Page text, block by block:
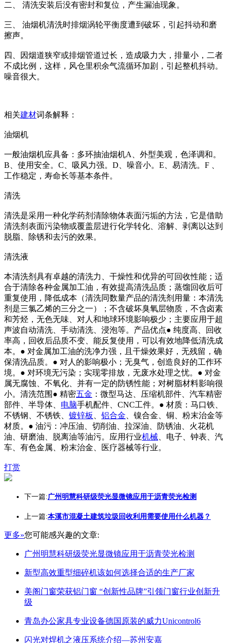
二、 清洗安装后没有密封和复位，产生漏油现象。
三、 油烟机清洗时排烟涡轮平衡度遭到破坏，引起抖动和磨
擦声。
四、因烟道狭窄或排烟管道过长，造成吸力大，排量小，二者
不成比例，这样，风仓里积余气流循环加剧，引起整机抖动。
噪音很大。
相关建材词条解释：
油烟机
一般油烟机应具备：多环抽油烟机A、外型美观，色泽调和。
B、使用安全。C、吸风力强。D、噪音小。E、易清洗。F 、
工作稳定，寿命长等基本条件。
清洗
清洗是采用一种化学药剂清除物体表面污垢的方法，它是借助
清洗剂表面污染物或覆盖层进行化学转化、溶解、剥离以达到
脱脂、除锈和去污的效果。
清洗液
本清洗剂具有卓越的清洗力、干燥性和优异的可回收性能；适
合于清除各种金属加工油，有效提高清洗品质；蒸馏回收后可
重复使用，降低成本（清洗同数量产品的清洗剂用量：本清洗
剂是三氯乙烯的三分之一）；不含破坏臭氧层物质，不含卤素
和芳烃，无色无味、对人和地球环境影响极少；主要应用于超
声波自动清洗、手动清洗、浸泡等。产品优点● 纯度高、回收
率高，回收后品质不变、能反复使用，可以有效地降低清洗成
本。● 对金属加工油的洗净力强，且干燥效果好，无残留，确
保清洗品质。● 对人的影响极小；无臭气，创造良好的工作环
境。● 对环境无污染；实现零排放，无废水处理之忧。● 对金
属无腐蚀、不氧化、并有一定的防锈性能；对树脂材料影响很
小。清洗范围● 精密五金 ：微型马达、压缩机部件、汽车精密
部件、半导体、 电脑手机配件、CNC工件。● 材质：马口铁、
不锈钢、不锈铁、 镀锌板 铝合金 、镍合金、铜、粉末治金等
材质。● 油污：冲压油、切削油、拉深油、防锈油、火花机
油、研磨油、脱离油等油污。应用行业机械 、电子、钟表、汽
车、有色金属、粉末治金、医疗器械等行业。
打赏
下一篇:广州明慧科研级荧光显微镜应用于沥青荧光检测
上一篇:本溪市混凝土建筑垃圾回收利用需要使用什么机器？
更多»您可能感兴趣的文章:
广州明慧科研级荧光显微镜应用于沥青荧光检测
新型高效重型细碎机该如何选择合适的生产厂家
美阁门窗荣获铝门窗 “创新性品牌”引领门窗行业创新升
级
青岛办公家具专业设备德国原装的威力Unicontrol6
闪光对焊机之液压系统介绍—苏州安嘉